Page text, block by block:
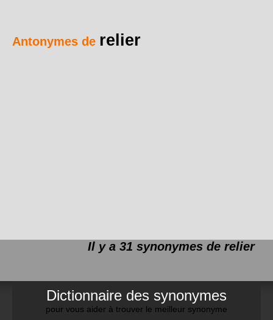
Antonymes de relier
Il y a 31 synonymes de relier
Dictionnaire des synonymes
pour vous aider à trouver le meilleur synonyme